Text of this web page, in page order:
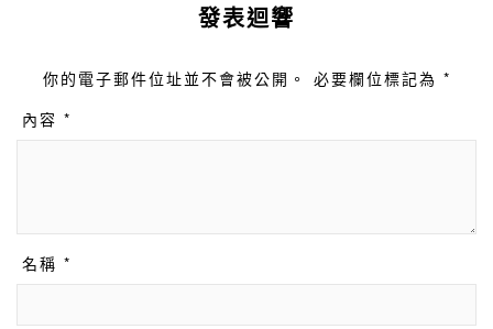
發表迴響
你的電子郵件位址並不會被公開。 必要欄位標記為 *
內容 *
名稱 *